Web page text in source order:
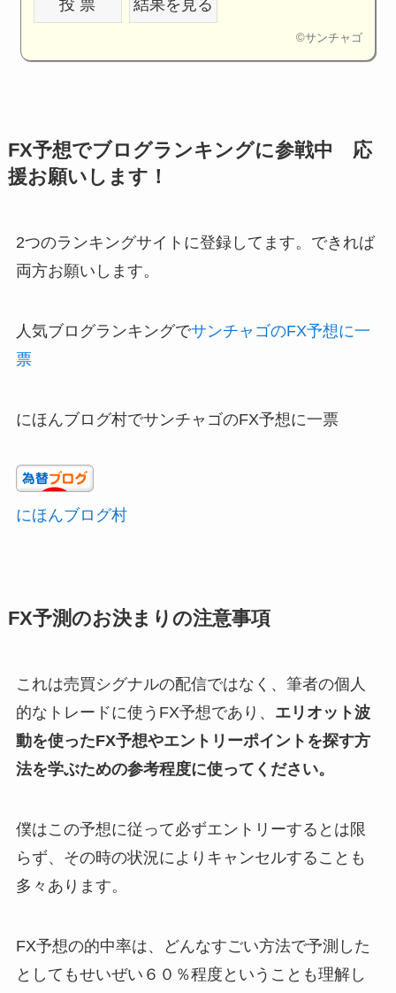
©サンチャゴ
FX予想でブログランキングに参戦中 応
援お願いします！
2つのランキングサイトに登録してます。できれば
両方お願いします。
人気ブログランキングでサンチャゴのFX予想に一
票
にほんブログ村でサンチャゴのFX予想に一票
にほんブログ村
FX予測のお決まりの注意事項
これは売買シグナルの配信ではなく、筆者の個人
的なトレードに使うFX予想であり、 エリオット波
動を使ったFX予想やエントリーポイントを探す方
法を学ぶための参考程度に使ってください。
僕はこの予想に従って必ずエントリーするとは限
らず、その時の状況によりキャンセルすることも
多々あります。
FX予想の的中率は、どんなすごい方法で予測した
としてもせいぜい６０％程度ということも理解し